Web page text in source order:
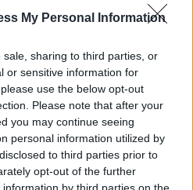
My Personal Information
sharing to third parties, or
or sensitive information for
use the below opt-out
Please note that after your
you may continue seeing
personal information utilized by
to third parties prior to
opt-out of the further
įrašai